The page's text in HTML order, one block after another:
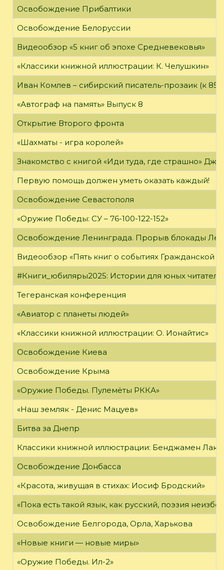
Освобождение Прибалтики
Освобождение Белоруссии
Видеообзор «5 книг об эпохе Средневековья»
«Классики книжной иллюстрации: К. Челушкин»
Иван Комлев – сибирский писатель-прозаик (к 85-
«Автограф на память» Выпуск 8
Открытие Второго фронта
«Шахматы - игра королей»
Знакомство с книгой «Иди туда, где страшно»
Первую помощь должен уметь оказать каждый!
Освобождение Севастополя
«Оружие Победы: СУ – 76-100-122-152»
Освобождение Ленинграда. Прорыв блокады
Видеообзор «Пять книг о событиях Гражданской
#Книги_юбиляры2025: Истории для юных
Тегеранская конференция
«Авиатор с планеты людей»
«Классики книжной иллюстрации: О. Ионайтис»
Освобождение Киева
Освобождение Крыма
«Оружие Победы. Пулемёты РККА»
«Наш земляк - Денис Мацуев»
Битва за Днепр
Классики книжной иллюстрации: Бенджамен
Освобождение Донбасса
«Красота, живущая в стихах: Иосиф Бродский»
«Пока есть такой язык, как русский, поэзия
Освобождение Белгорода, Орла, Харькова
«Новые книги — новые миры»
«Оружие Победы. Ил-2»